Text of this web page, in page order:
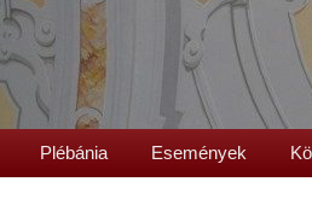
Plébánia Események